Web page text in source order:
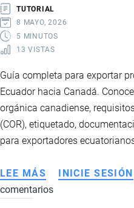
EN
LA
ECONOMÍA
EXPORTACIONES
TUTORIAL
8 MAYO, 2026
5 MINUTOS
13 VISTAS
Guía completa para exportar
Ecuador hacia Canadá.
orgánica canadiense,
(COR), etiquetado,
para exportadores
LEE MÁS SOBRE
CÓMO
INICIE SESIÓN
comentarios